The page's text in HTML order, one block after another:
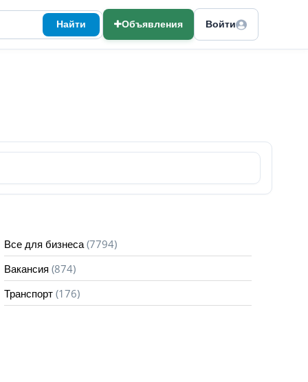
Найти Объявления Войти
Все для бизнеса (7794)
Вакансия (874)
Транспорт (176)